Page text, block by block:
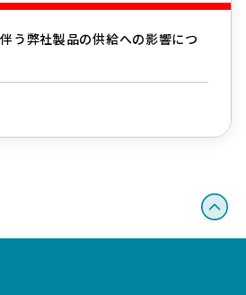
う弊社製品の供給への影響につ